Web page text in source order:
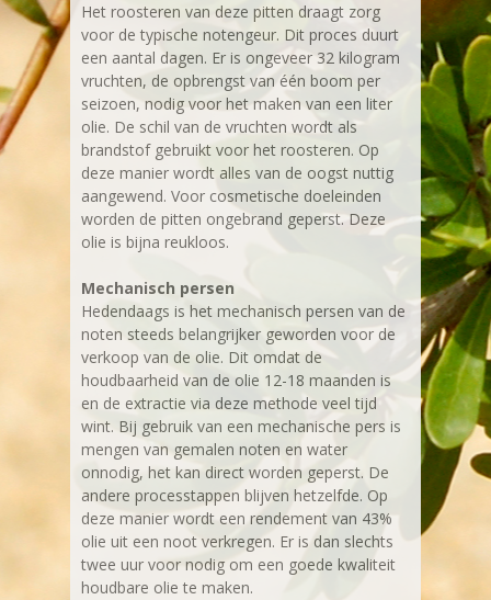
Het roosteren van deze pitten draagt zorg
voor de typische notengeur. Dit proces duurt
een aantal dagen. Er is ongeveer 32 kilogram
vruchten, de opbrengst van één boom per
seizoen, nodig voor het maken van een liter
olie. De schil van de vruchten wordt als
brandstof gebruikt voor het roosteren. Op
deze manier wordt alles van de oogst nuttig
aangewend. Voor cosmetische doeleinden
worden de pitten ongebrand geperst. Deze
olie is bijna reukloos.
Mechanisch persen
Hedendaags is het mechanisch persen van de
noten steeds belangrijker geworden voor de
verkoop van de olie. Dit omdat de
houdbaarheid van de olie 12-18 maanden is
en de extractie via deze methode veel tijd
wint. Bij gebruik van een mechanische pers is
mengen van gemalen noten en water
onnodig, het kan direct worden geperst. De
andere processtappen blijven hetzelfde. Op
deze manier wordt een rendement van 43%
olie uit een noot verkregen. Er is dan slechts
twee uur voor nodig om een goede kwaliteit
houdbare olie te maken.